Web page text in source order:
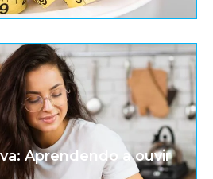
Aprendendo a ouvir